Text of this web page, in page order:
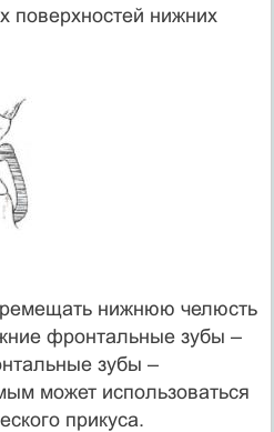
поверхностей нижних
нижнюю челюсть
фронтальные зубы –
зубы –
может использоваться
прикуса.